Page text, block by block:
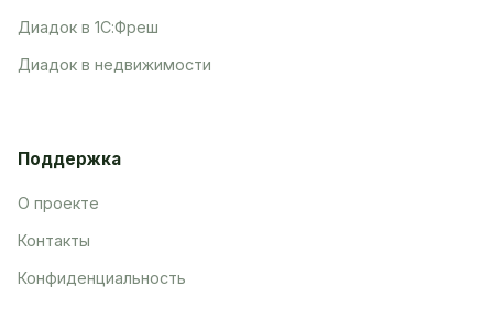
Диадок в 1С:Фреш
Диадок в недвижимости
Поддержка
О проекте
Контакты
Конфиденциальность